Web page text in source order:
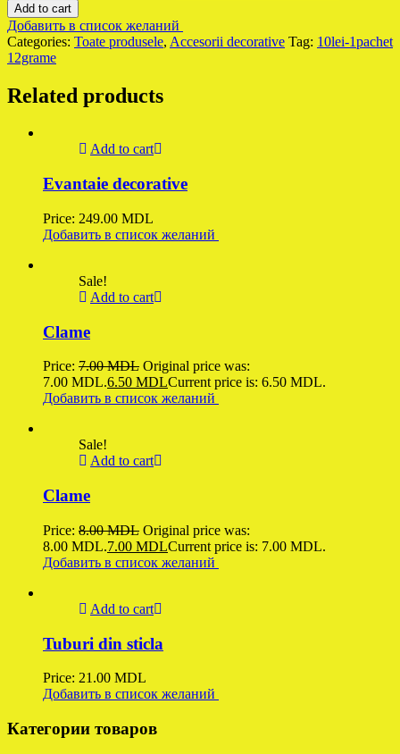
Add to cart
Добавить в список желаний
Categories: Toate produsele, Accesorii decorative Tag: 10lei-1pachet
12grame
Related products
Add to cart
Evantaie decorative
Price: 249.00 MDL
Добавить в список желаний
Sale!
Add to cart
Clame
Price: 7.00MDL Original price was:
7.00 MDL.6.50 MDLCurrent price is: 6.50 MDL.
Добавить в список желаний
Sale!
Add to cart
Clame
Price: 8.00MDL Original price was:
8.00 MDL.7.00 MDLCurrent price is: 7.00 MDL.
Добавить в список желаний
Add to cart
Tuburi din sticla
Price: 21.00 MDL
Добавить в список желаний
Категории товаров